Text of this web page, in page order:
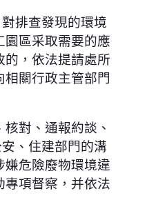
排查發現的環境
區采取需要的應
的，依法提請處所
關行政主管部門
對、通報約談、
、住建部門的溝
危險廢物環境違
項督察，并依法